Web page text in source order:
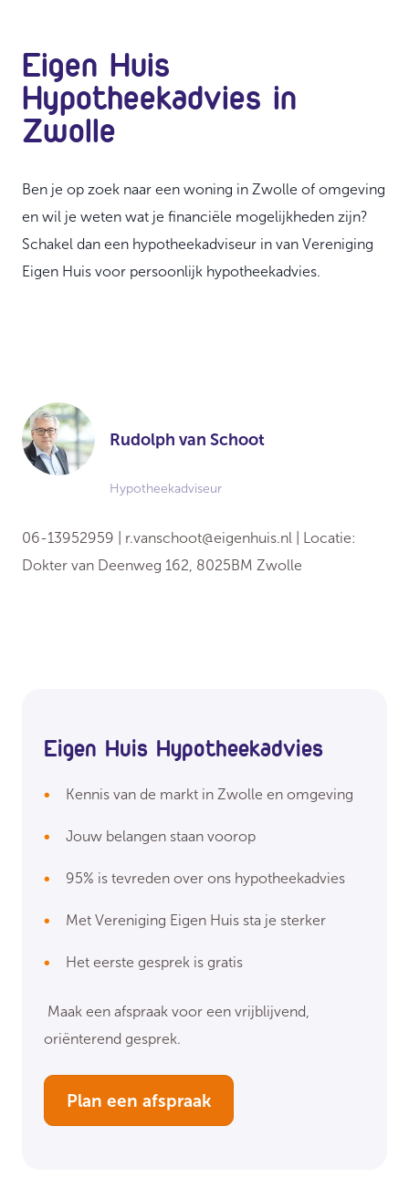
Eigen Huis
Hypotheekadvies in
Zwolle
Ben je op zoek naar een woning in Zwolle of omgeving
en wil je weten wat je financiële mogelijkheden zijn?
Schakel dan een hypotheekadviseur in van Vereniging
Eigen Huis voor persoonlijk hypotheekadvies.
Rudolph van Schoot
Hypotheekadviseur
06-13952959 | r.vanschoot@eigenhuis.nl | Locatie:
Dokter van Deenweg 162, 8025BM Zwolle
Eigen Huis Hypotheekadvies
Kennis van de markt in Zwolle en omgeving
Jouw belangen staan voorop
95% is tevreden over ons hypotheekadvies
Met Vereniging Eigen Huis sta je sterker
Het eerste gesprek is gratis
Maak een afspraak voor een vrijblijvend,
oriënterend gesprek.
Plan een afspraak